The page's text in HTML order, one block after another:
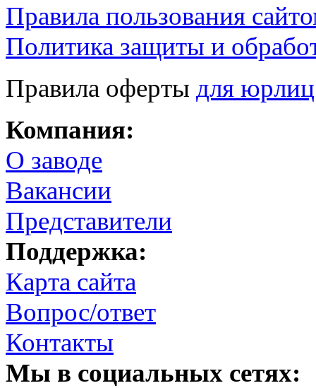
Правила пользования
Политика защиты и
Правила оферты для
Компания:
О заводе
Вакансии
Представители
Поддержка:
Карта сайта
Вопрос/ответ
Контакты
Мы в социальных сетях: